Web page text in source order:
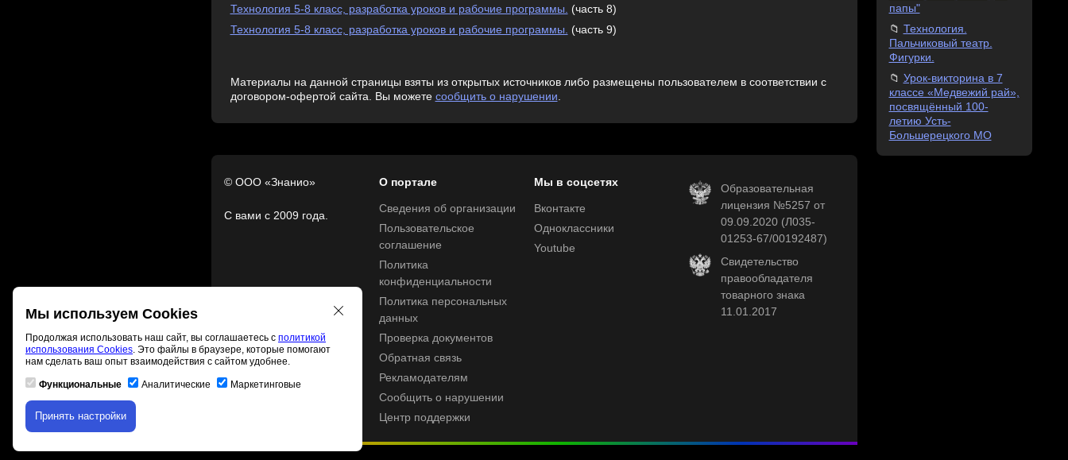
Технология 5-8 класс, разработка уроков и рабочие программы. (часть 8)
Технология 5-8 класс, разработка уроков и рабочие программы. (часть 9)
Материалы на данной страницы взяты из открытых источников либо размещены пользователем в соответствии с
договором-офертой сайта. Вы можете сообщить о нарушении.
© ООО «Знанио»
С вами с 2009 года.
О портале
Сведения об организации
Пользовательское
соглашение
Политика
конфиденциальности
Политика персональных
данных
Проверка документов
Обратная связь
Рекламодателям
Сообщить о нарушении
Центр поддержки
Мы в соцсетях
Вконтакте
Одноклассники
Youtube
Образовательная
лицензия №5257 от
09.09.2020 (Л035-
01253-67/00192487)
Свидетельство
правообладателя
товарного знака
11.01.2017
папы"
Технология.
Пальчиковый театр.
Фигурки.
Урок-викторина в 7
классе «Медвежий рай»,
посвящённый 100-
летию Усть-
Большерецкого МО
Мы используем Cookies
Продолжая использовать наш сайт, вы соглашаетесь с политикой
использования Cookies. Это файлы в браузере, которые помогают
нам сделать ваш опыт взаимодействия с сайтом удобнее.
Функциональные Аналитические Маркетинговые
Принять настройки